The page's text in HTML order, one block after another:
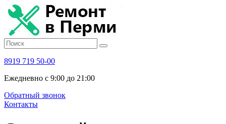
8919 719 50-00
Ежедневно с 9:00 до 21:00
Обратный звонок
Контакты